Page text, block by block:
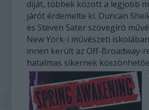
díját, többek között a legjobb
járót érdemelte ki. Duncan
és Steven Sater szövegíró
New York-i művészeti
innen került az Off-Broadway-
hatalmas sikernek